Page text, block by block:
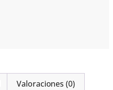
Valoraciones (0)